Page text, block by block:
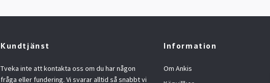
Kundtjänst
Tveka inte att kontakta oss om du har någon
fråga eller fundering. Vi svarar alltid så snabbt vi
Information
Om Ankis